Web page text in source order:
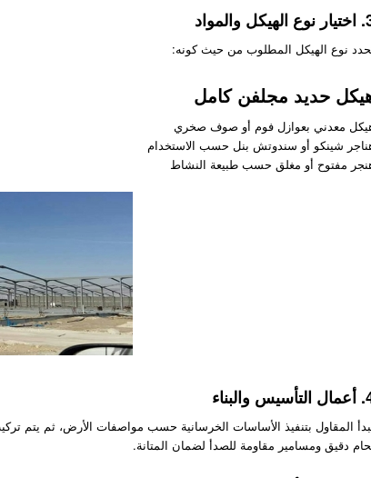
والمواد
نوع الهيكل المطلوب من حيث كونه:
حديد مجلفن كامل
معدني بعوازل فوم أو صوف صخري
شينكو أو سندوتش بنل حسب الاستخدام
مفتوح أو مغلق حسب طبيعة النشاط
والبناء
المقاول بتنفيذ الأساسات الخرسانية حسب مواصفات الأرض، ثم يتم
دقيق ومسامير مقاومة للصدأ لضمان المتانة.